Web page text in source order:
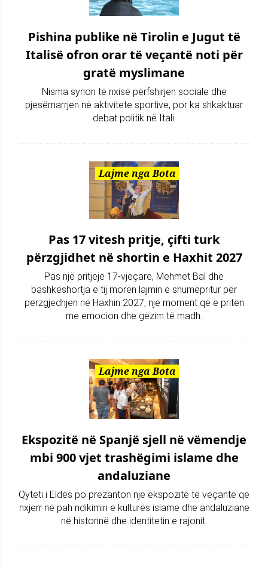
Pishina publike në Tirolin e Jugut të
Italisë ofron orar të veçantë noti për
gratë myslimane
Nisma synon të nxisë përfshirjen sociale dhe
pjesëmarrjen në aktivitete sportive, por ka shkaktuar
debat politik në Itali.
Lajme nga Bota
Pas 17 vitesh pritje, çifti turk
përzgjidhet në shortin e Haxhit 2027
Pas një pritjeje 17-vjeçare, Mehmet Bal dhe
bashkëshortja e tij morën lajmin e shumëpritur për
përzgjedhjen në Haxhin 2027, një moment që e pritën
me emocion dhe gëzim të madh.
Lajme nga Bota
Ekspozitë në Spanjë sjell në vëmendje
mbi 900 vjet trashëgimi islame dhe
andaluziane
Qyteti i Eldës po prezanton një ekspozitë të veçantë që
nxjerr në pah ndikimin e kulturës islame dhe andaluziane
në historinë dhe identitetin e rajonit.